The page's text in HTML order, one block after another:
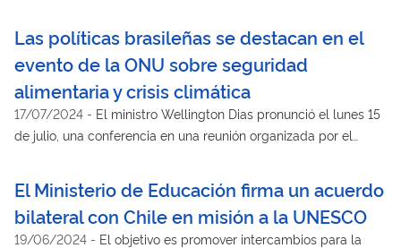
subrayando la importancia de la cooperación internacional
para hacer frente a las desigualdades globales
Las políticas brasileñas se destacan en el
evento de la ONU sobre seguridad
alimentaria y crisis climática
17/07/2024 - El ministro Wellington Dias pronunció el lunes 15
de julio, una conferencia en una reunión organizada por el
El Ministerio de Educación firma un acuerdo
bilateral con Chile en misión a la UNESCO
19/06/2024 - El objetivo es promover intercambios para la